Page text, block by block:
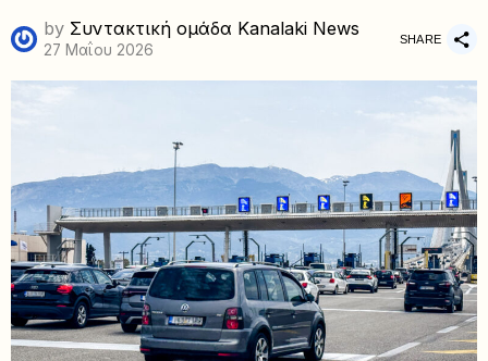
by Συντακτική ομάδα Kanalaki News
27 Μαΐου 2026
SHARE